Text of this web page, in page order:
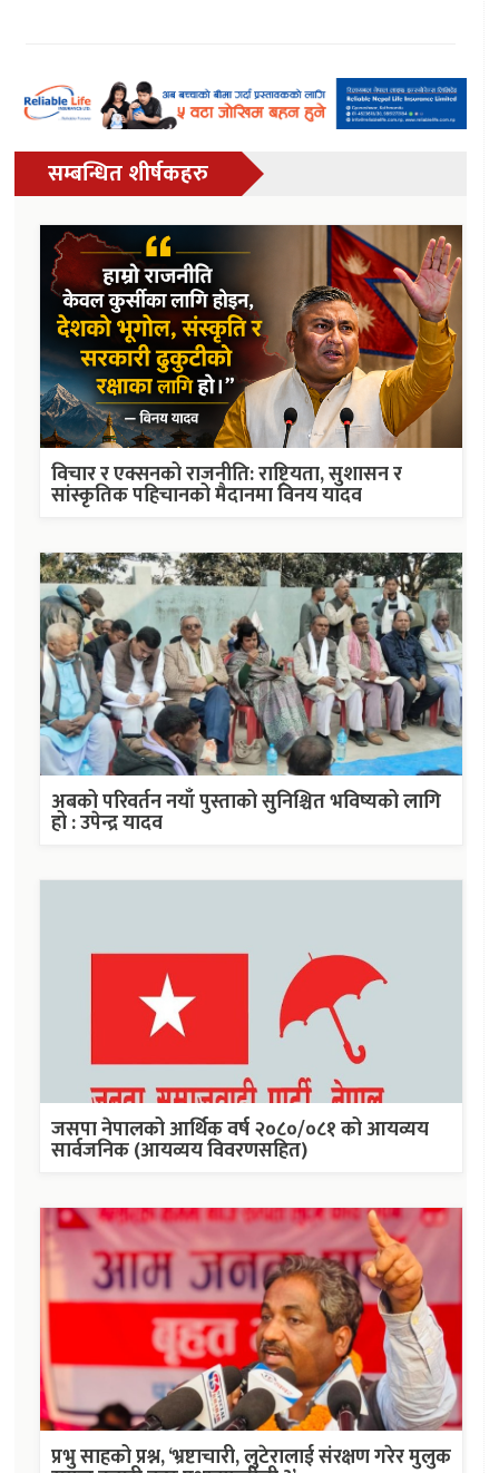
सम्बन्धित शीर्षकहरु
विचार र एक्सनको राजनीति: राष्ट्रियता, सुशासन र
सांस्कृतिक पहिचानको मैदानमा विनय यादव
अबको परिवर्तन नयाँ पुस्ताको सुनिश्चित भविष्यको लागि
हो : उपेन्द्र यादव
जसपा नेपालको आर्थिक वर्ष २०८०/०८१ को आयव्यय
सार्वजनिक (आयव्यय विवरणसहित)
प्रभु साहको प्रश्न, ‘भ्रष्टाचारी, लुटेरालाई संरक्षण गरेर मुलुक